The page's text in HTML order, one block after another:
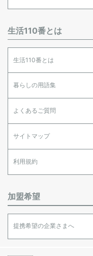
生活110番とは
生活110番とは
暮らしの用語集
よくあるご質問
サイトマップ
利用規約
加盟希望
提携希望の企業さまへ